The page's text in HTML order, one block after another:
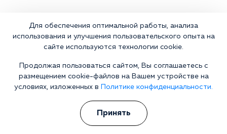
Для обеспечения оптимальной работы, анализа
использования и улучшения пользовательского опыта на
сайте используются технологии cookie.
Продолжая пользоваться сайтом, Вы соглашаетесь с
размещением cookie-файлов на Вашем устройстве на
условиях, изложенных в
Политике конфиденциальности.
Принять